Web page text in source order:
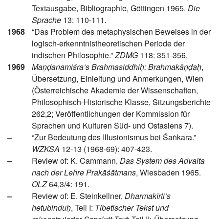
Textausgabe, Bibliographie, Göttingen 1965. Die
Sprache 13: 110-111.
1968
“Das Problem des metaphysischen Beweises in der
logisch-erkenntnistheoretischen Periode der
indischen Philosophie.”ZDMG 118: 351-356.
1969
Maṇḍanamiśra’s Brahmasiddhiḥ: Brahmakāṇḍaḥ,
Übersetzung, Einleitung und Anmerkungen, Wien
(Österreichische Akademie der Wissenschaften,
Philosophisch-Historische Klasse, Sitzungsberichte
262,2; Veröffentlichungen der Kommission für
Sprachen und Kulturen Süd- und Ostasiens 7).
–
“Zur Bedeutung des Illusionismus bei Śaṅkara.”
WZKSA 12-13 (1968-69): 407-423.
–
Review of: K. Cammann, Das System des Advaita
nach der Lehre Prakāśātmans, Wiesbaden 1965.
OLZ64,3/4: 191.
–
Review of: E. Steinkellner, Dharmakīrti’s
hetubinduḥ, Teil I: Tibetischer Tekst und